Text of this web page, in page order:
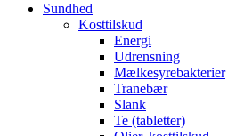
Sundhed
Kosttilskud
Energi
Udrensning
Mælkesyrebakterier
Tranebær
Slank
Te (tabletter)